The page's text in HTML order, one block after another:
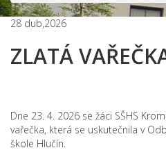
28 dub,2026
ZLATÁ
Dne 23. 4. 2026 se žáci SŠHS
vařečka, která se uskutečnila v
škole Hlučín.